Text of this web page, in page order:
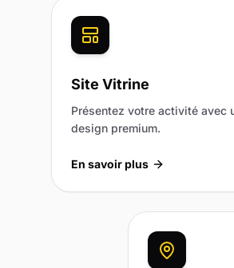
Site Vitrine
Présentez votre activité avec
design premium.
En savoir plus